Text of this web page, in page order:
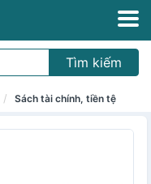
Tìm kiếm
Sách tài chính, tiền tệ